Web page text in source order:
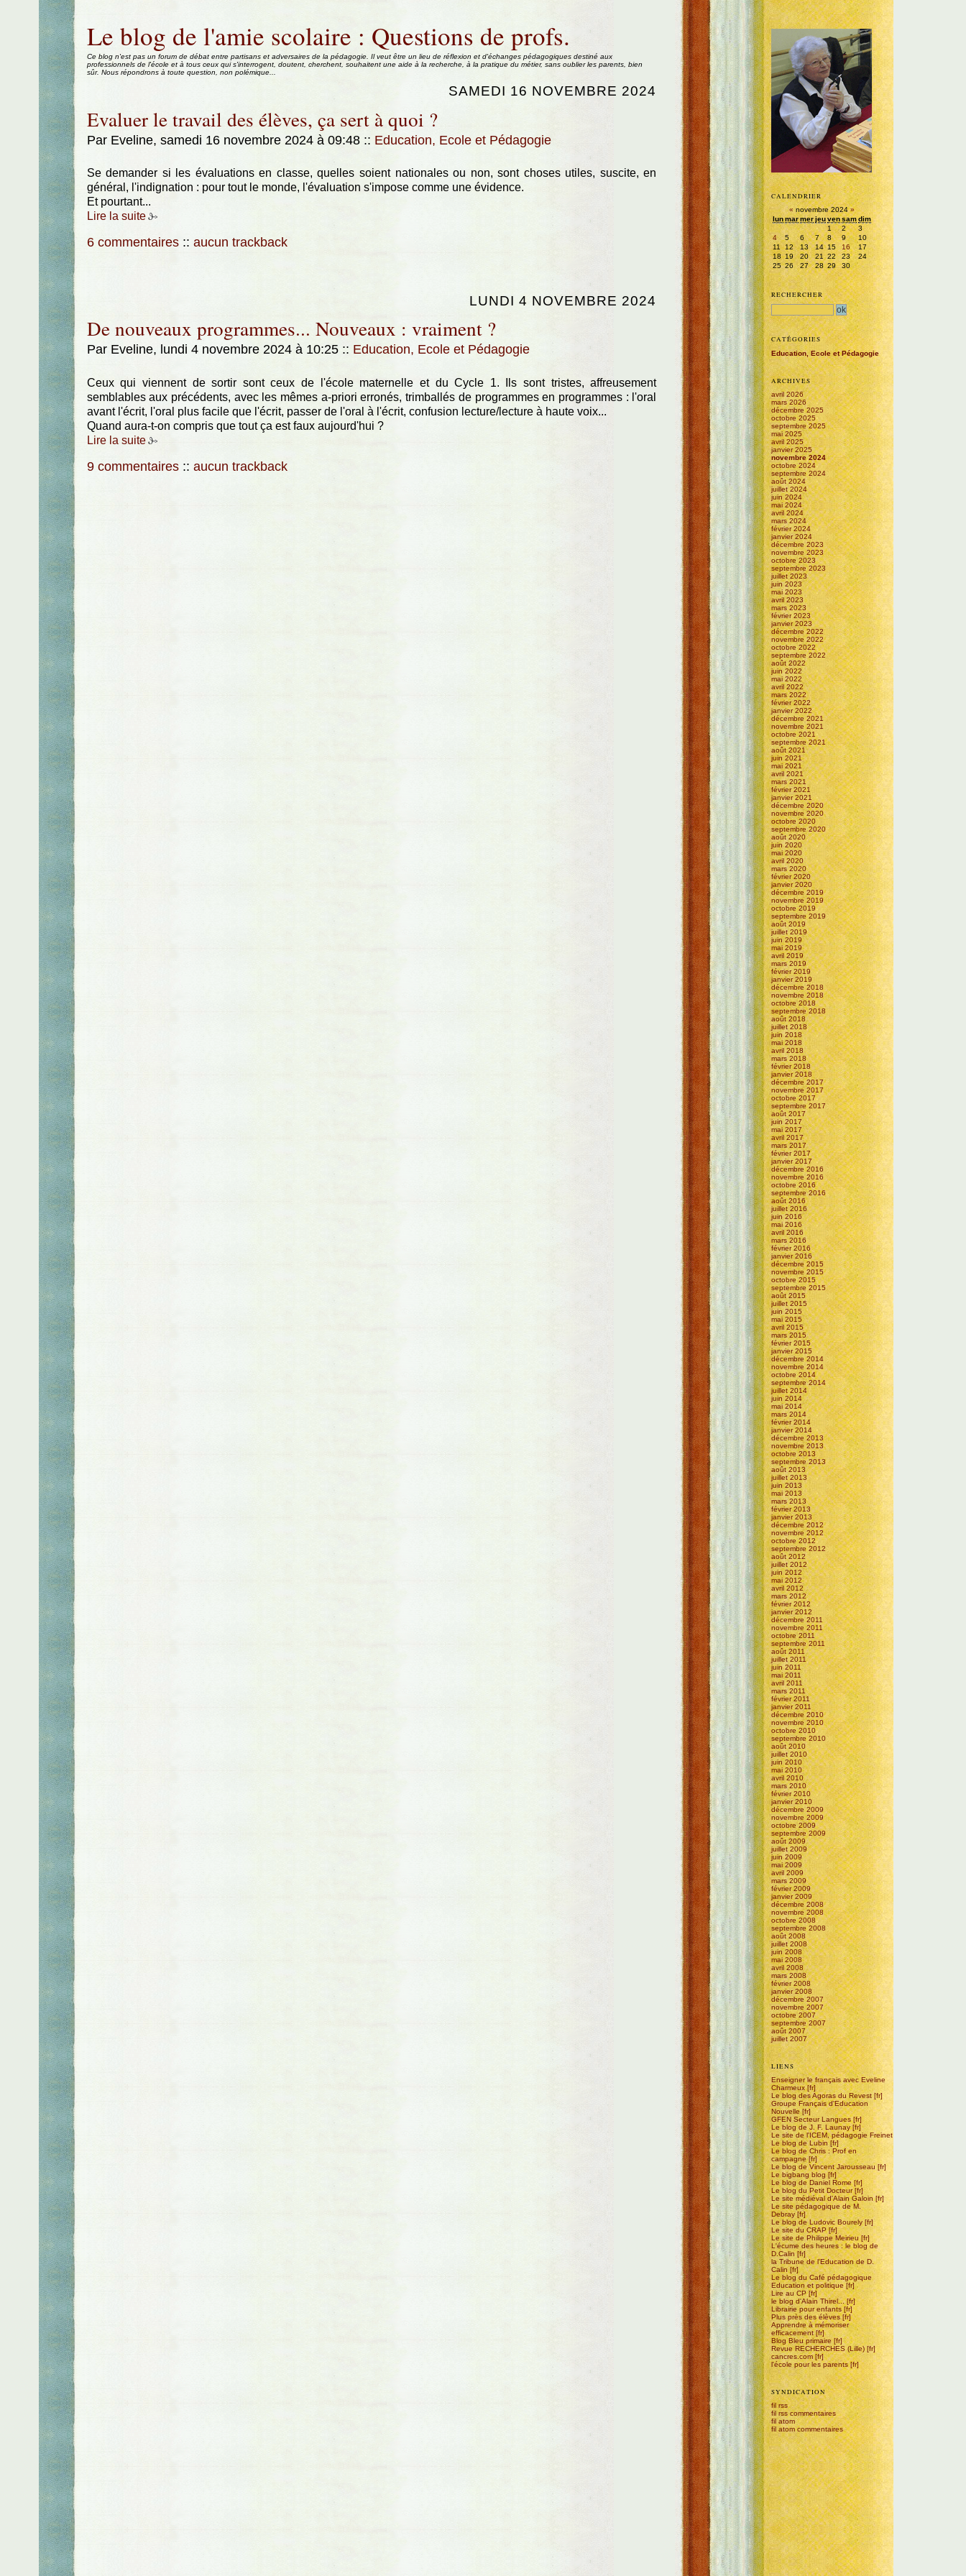
Aller au contenu
Le blog de l'amie scolaire : Questions de profs.
Ce blog n'est pas un forum de débat entre partisans et adversaires de la pédagogie. Il veut être un lieu de réflexion et d'échanges pédagogiques destiné aux
professionnels de l'école et à tous ceux qui s'interrogent, doutent, cherchent, souhaitent une aide à la recherche, à la pratique du métier, sans oublier les parents, bien
sûr. Nous répondrons à toute question, non polémique...
SAMEDI 16 NOVEMBRE 2024
Evaluer le travail des élèves, ça sert à quoi ?
Par Eveline, samedi 16 novembre 2024 à 09:48 :: Education, Ecole et Pédagogie
Se demander si les évaluations en classe, quelles soient nationales ou non, sont choses utiles, suscite, en
général, l'indignation : pour tout le monde, l'évaluation s'impose comme une évidence.
Et pourtant...
Lire la suite
6 commentaires :: aucun trackback
LUNDI 4 NOVEMBRE 2024
De nouveaux programmes... Nouveaux : vraiment ?
Par Eveline, lundi 4 novembre 2024 à 10:25 :: Education, Ecole et Pédagogie
Ceux qui viennent de sortir sont ceux de l'école maternelle et du Cycle 1. Ils sont tristes, affreusement
semblables aux précédents, avec les mêmes a-priori erronés, trimballés de programmes en programmes : l'oral
avant l'écrit, l'oral plus facile que l'écrit, passer de l'oral à l'écrit, confusion lecture/lecture à haute voix...
Quand aura-t-on compris que tout ça est faux aujourd'hui ?
Lire la suite
9 commentaires :: aucun trackback
CALENDRIER
« novembre 2024»
lunmarmerjeuvensamdim
1
2
3
4
5 6 7 8 9
10
11
12 13 14 15 16
17
18 19 20 21 22 23
24
25 26 27 28 29 30
RECHERCHER
CATÉGORIES
Education, Ecole et Pédagogie
ARCHIVES
avril 2026
mars 2026
décembre 2025
octobre 2025
septembre 2025
mai 2025
avril 2025
janvier 2025
novembre 2024
octobre 2024
septembre 2024
août 2024
juillet 2024
juin 2024
mai 2024
avril 2024
mars 2024
février 2024
janvier 2024
décembre 2023
novembre 2023
octobre 2023
septembre 2023
juillet 2023
juin 2023
mai 2023
avril 2023
mars 2023
février 2023
janvier 2023
décembre 2022
novembre 2022
octobre 2022
septembre 2022
août 2022
juin 2022
mai 2022
avril 2022
mars 2022
février 2022
janvier 2022
décembre 2021
novembre 2021
octobre 2021
septembre 2021
août 2021
juin 2021
mai 2021
avril 2021
mars 2021
février 2021
janvier 2021
décembre 2020
novembre 2020
octobre 2020
septembre 2020
août 2020
juin 2020
mai 2020
avril 2020
mars 2020
février 2020
janvier 2020
décembre 2019
novembre 2019
octobre 2019
septembre 2019
août 2019
juillet 2019
juin 2019
mai 2019
avril 2019
mars 2019
février 2019
janvier 2019
décembre 2018
novembre 2018
octobre 2018
septembre 2018
août 2018
juillet 2018
juin 2018
mai 2018
avril 2018
mars 2018
février 2018
janvier 2018
décembre 2017
novembre 2017
octobre 2017
septembre 2017
août 2017
juin 2017
mai 2017
avril 2017
mars 2017
février 2017
janvier 2017
décembre 2016
novembre 2016
octobre 2016
septembre 2016
août 2016
juillet 2016
juin 2016
mai 2016
avril 2016
mars 2016
février 2016
janvier 2016
décembre 2015
novembre 2015
octobre 2015
septembre 2015
août 2015
juillet 2015
juin 2015
mai 2015
avril 2015
mars 2015
février 2015
janvier 2015
décembre 2014
novembre 2014
octobre 2014
septembre 2014
juillet 2014
juin 2014
mai 2014
mars 2014
février 2014
janvier 2014
décembre 2013
novembre 2013
octobre 2013
septembre 2013
août 2013
juillet 2013
juin 2013
mai 2013
mars 2013
février 2013
janvier 2013
décembre 2012
novembre 2012
octobre 2012
septembre 2012
août 2012
juillet 2012
juin 2012
mai 2012
avril 2012
mars 2012
février 2012
janvier 2012
décembre 2011
novembre 2011
octobre 2011
septembre 2011
août 2011
juillet 2011
juin 2011
mai 2011
avril 2011
mars 2011
février 2011
janvier 2011
décembre 2010
novembre 2010
octobre 2010
septembre 2010
août 2010
juillet 2010
juin 2010
mai 2010
avril 2010
mars 2010
février 2010
janvier 2010
décembre 2009
novembre 2009
octobre 2009
septembre 2009
août 2009
juillet 2009
juin 2009
mai 2009
avril 2009
mars 2009
février 2009
janvier 2009
décembre 2008
novembre 2008
octobre 2008
septembre 2008
août 2008
juillet 2008
juin 2008
mai 2008
avril 2008
mars 2008
février 2008
janvier 2008
décembre 2007
novembre 2007
octobre 2007
septembre 2007
août 2007
juillet 2007
LIENS
Enseigner le français avec Eveline
Charmeux
Le blog des Agoras du Revest
Groupe Français d'Education
Nouvelle
GFEN Secteur Langues
Le blog de J. F. Launay
Le site de l'ICEM, pédagogie Freinet
Le blog de Lubin
Le blog de Chris : Prof en
campagne
Le blog de Vincent Jarousseau
Le bigbang blog
Le blog de Daniel Rome
Le blog du Petit Docteur
Le site médiéval d'Alain Galoin
Le site pédagogique de M.
Debray
Le blog de Ludovic Bourely
Le site du CRAP
Le site de Philippe Meirieu
L'écume des heures : le blog de
D.Calin
la Tribune de l'Education de D.
Calin
Le blog du Café pédagogique
Education et politique
Lire au CP
le blog d'Alain Thirel...
Librairie pour enfants
Plus près des élèves
Apprendre à mémoriser
efficacement
Blog Bleu primaire
Revue RECHERCHES (Lille)
cancres.com
l'école pour les parents
SYNDICATION
fil rss
fil rss commentaires
fil atom
fil atom commentaires